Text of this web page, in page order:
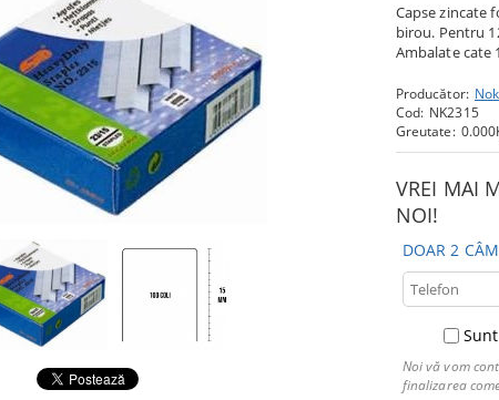
Capse zincate
birou. Pentru
Ambalate cate
Producător:
Cod: NK2315
Greutate: 0.000
VREI MAI
NOI!
DOAR 2
Noi vă vom
finalizarea